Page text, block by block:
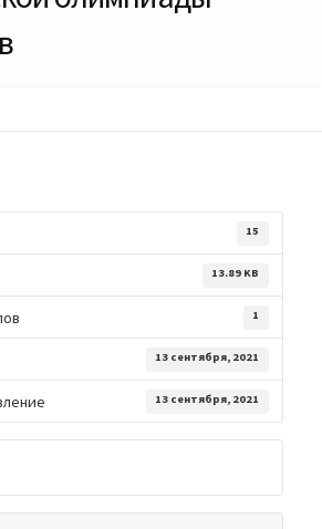
15
13.89 KB
1
13 сентября, 2021
13 сентября, 2021